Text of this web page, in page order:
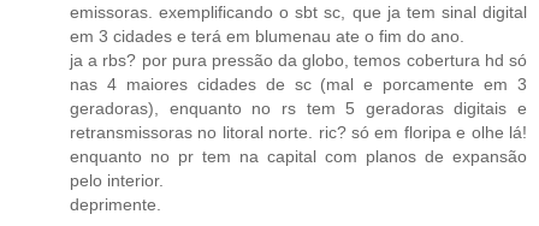
emissoras. exemplificando o sbt sc, que ja tem sinal digital
em 3 cidades e terá em blumenau ate o fim do ano.
ja a rbs? por pura pressão da globo, temos cobertura hd só
nas 4 maiores cidades de sc (mal e porcamente em 3
geradoras), enquanto no rs tem 5 geradoras digitais e
retransmissoras no litoral norte. ric? só em floripa e olhe lá!
enquanto no pr tem na capital com planos de expansão
pelo interior.
deprimente.